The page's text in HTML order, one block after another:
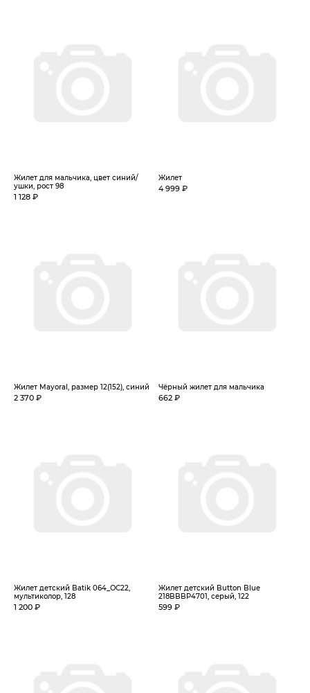
Жилет для мальчика, цвет синий/
ушки, рост 98
1 128 ₽
Жилет
4 999 ₽
Жилет Mayoral, размер 12(152), синий
2 370 ₽
Чёрный жилет для мальчика
662 ₽
Жилет детский Batik 064_ОС22,
мультиколор, 128
1 200 ₽
Жилет детский Button Blue
218BBBP4701, серый, 122
599 ₽